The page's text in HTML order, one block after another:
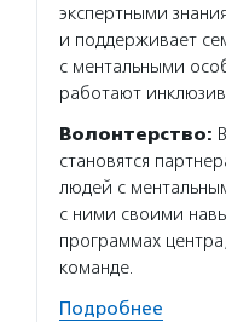
экспертными
и поддерживает
с ментальными
работают
Волонтерство:
становятся
людей с
с ними своими
программах
команде.
Подробнее